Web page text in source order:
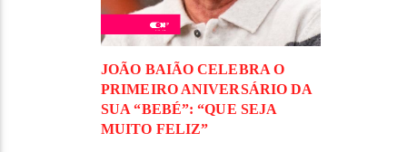
JOÃO BAIÃO CELEBRA O
PRIMEIRO ANIVERSÁRIO DA
SUA “BEBÉ”: “QUE SEJA
MUITO FELIZ”